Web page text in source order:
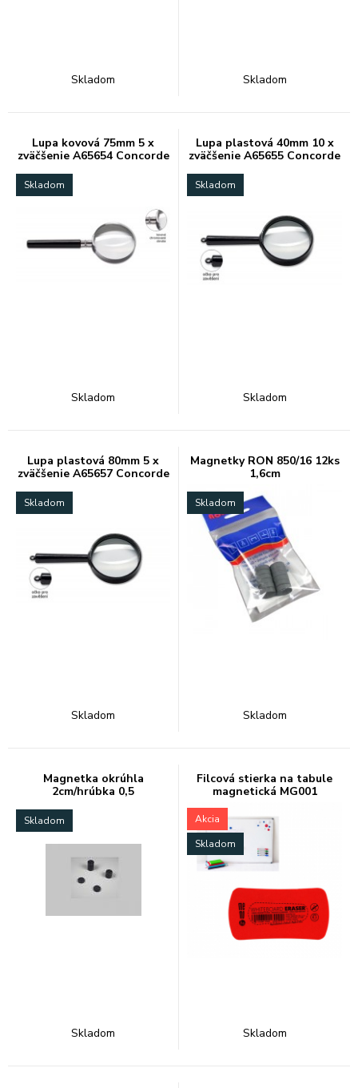
Skladom Skladom
Lupa kovová 75mm 5 x
zväčšenie A65654 Concorde
Skladom
Skladom
Lupa plastová 40mm 10 x
zväčšenie A65655 Concorde
Skladom
Skladom
Lupa plastová 80mm 5 x
zväčšenie A65657 Concorde
Skladom
Skladom
Magnetky RON 850/16 12ks
1,6cm
Skladom
Skladom
Magnetka okrúhla
2cm/hrúbka 0,5
Skladom
Skladom
Filcová stierka na tabule
magnetická MG001
Akcia
Skladom
Skladom